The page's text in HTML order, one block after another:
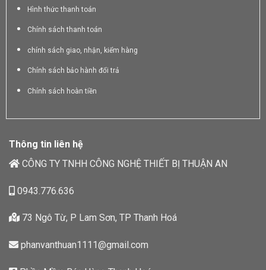
Hình thức thanh toán
Chính sách thanh toán
chính sách giao, nhận, kiểm hàng
Chính sách bảo hành đổi trả
Chính sách hoàn tiền
Thông tin liên hệ
CÔNG TY TNHH CÔNG NGHỆ THIẾT BỊ THUẬN AN
0943.776.636
73 Ngô Từ, P Lam Sơn, TP Thanh Hoá
phanvanthuan1111@gmail.com